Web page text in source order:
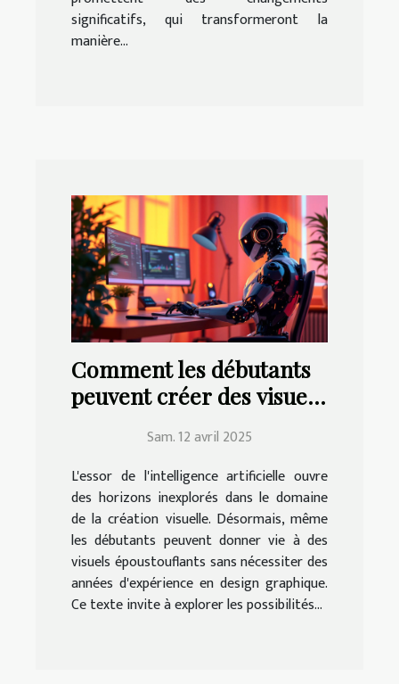
significatifs, qui transformeront la
manière...
Comment les débutants
peuvent créer des visuels
Sam. 12 avril 2025
L'essor de l'intelligence artificielle ouvre
des horizons inexplorés dans le domaine
de la création visuelle. Désormais, même
les débutants peuvent donner vie à des
visuels époustouflants sans nécessiter des
années d'expérience en design graphique.
Ce texte invite à explorer les possibilités...